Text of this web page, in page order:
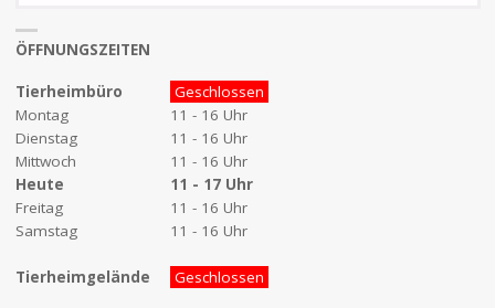
ÖFFNUNGSZEITEN
Tierheimbüro
Montag
Dienstag
Mittwoch
Heute
Freitag
Samstag
Geschlossen
11 - 16 Uhr
11 - 16 Uhr
11 - 16 Uhr
11 - 17 Uhr
11 - 16 Uhr
11 - 16 Uhr
Tierheimgelände Geschlossen